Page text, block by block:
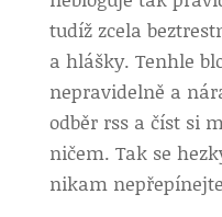
tudíž zcela
a hlášky. Tenhle
nepravidelně a
odběr rss a číst si
ničem. Tak se
nikam nepřepínejte